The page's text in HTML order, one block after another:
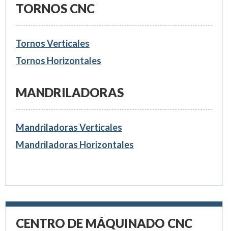
TORNOS CNC
Tornos Verticales
Tornos Horizontales
MANDRILADORAS
Mandriladoras Verticales
Mandriladoras Horizontales
CENTRO DE MÁQUINADO CNC